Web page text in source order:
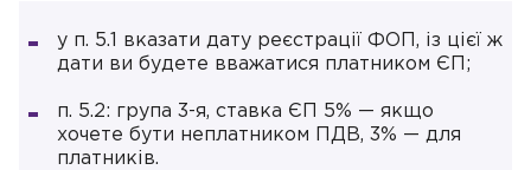
у п. 5.1 вказати дату реєстрації ФОП, із цієї ж
дати ви будете вважатися платником ЄП;
п. 5.2: група 3-я, ставка ЄП 5% — якщо
хочете бути неплатником ПДВ, 3% — для
платників.